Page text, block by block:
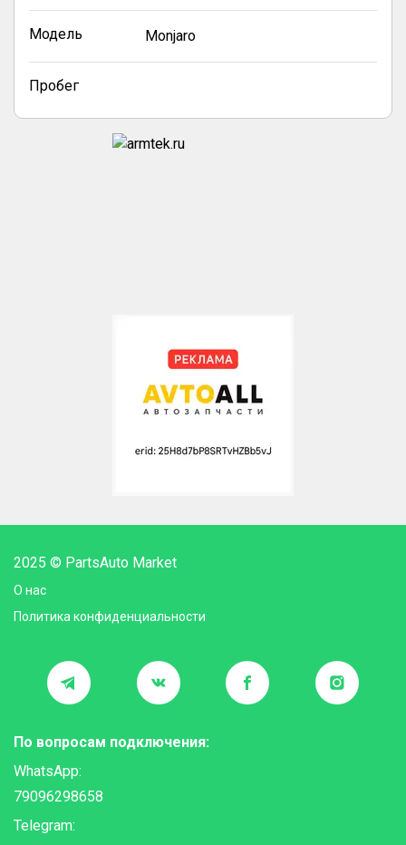
Модель Monjaro
Пробег
2025 © PartsAuto Market
О нас
Политика конфиденциальности
По вопросам подключения:
WhatsApp:
79096298658
Telegram: